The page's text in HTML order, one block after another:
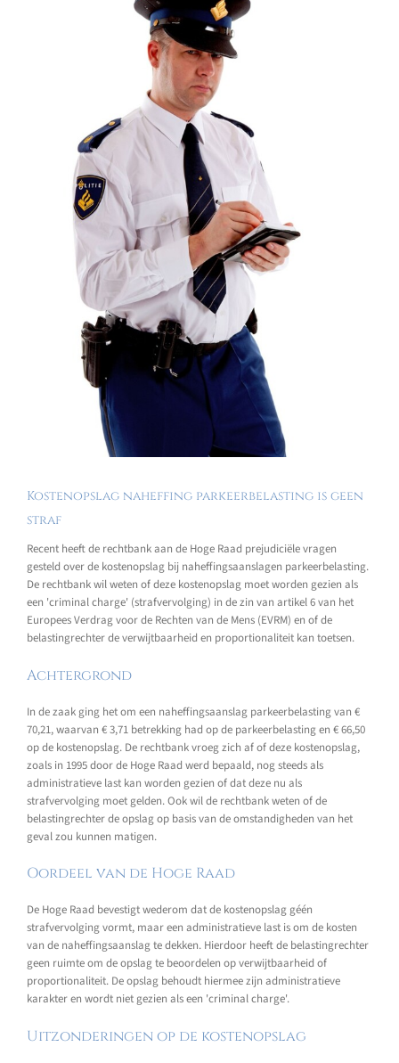
Kostenopslag naheffing parkeerbelasting is geen
straf
Recent heeft de rechtbank aan de Hoge Raad prejudiciële vragen
gesteld over de kostenopslag bij naheffingsaanslagen parkeerbelasting.
De rechtbank wil weten of deze kostenopslag moet worden gezien als
een 'criminal charge' (strafvervolging) in de zin van artikel 6 van het
Europees Verdrag voor de Rechten van de Mens (EVRM) en of de
belastingrechter de verwijtbaarheid en proportionaliteit kan toetsen.
Achtergrond
In de zaak ging het om een naheffingsaanslag parkeerbelasting van €
70,21, waarvan € 3,71 betrekking had op de parkeerbelasting en € 66,50
op de kostenopslag. De rechtbank vroeg zich af of deze kostenopslag,
zoals in 1995 door de Hoge Raad werd bepaald, nog steeds als
administratieve last kan worden gezien of dat deze nu als
strafvervolging moet gelden. Ook wil de rechtbank weten of de
belastingrechter de opslag op basis van de omstandigheden van het
geval zou kunnen matigen.
Oordeel van de Hoge Raad
De Hoge Raad bevestigt wederom dat de kostenopslag géén
strafvervolging vormt, maar een administratieve last is om de kosten
van de naheffingsaanslag te dekken. Hierdoor heeft de belastingrechter
geen ruimte om de opslag te beoordelen op verwijtbaarheid of
proportionaliteit. De opslag behoudt hiermee zijn administratieve
karakter en wordt niet gezien als een 'criminal charge'.
Uitzonderingen op de kostenopslag